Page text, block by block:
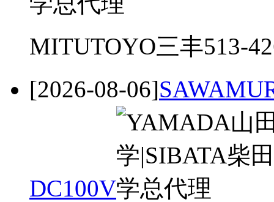
MITUTOYO三丰513-
[2026-08-06]
DC100V